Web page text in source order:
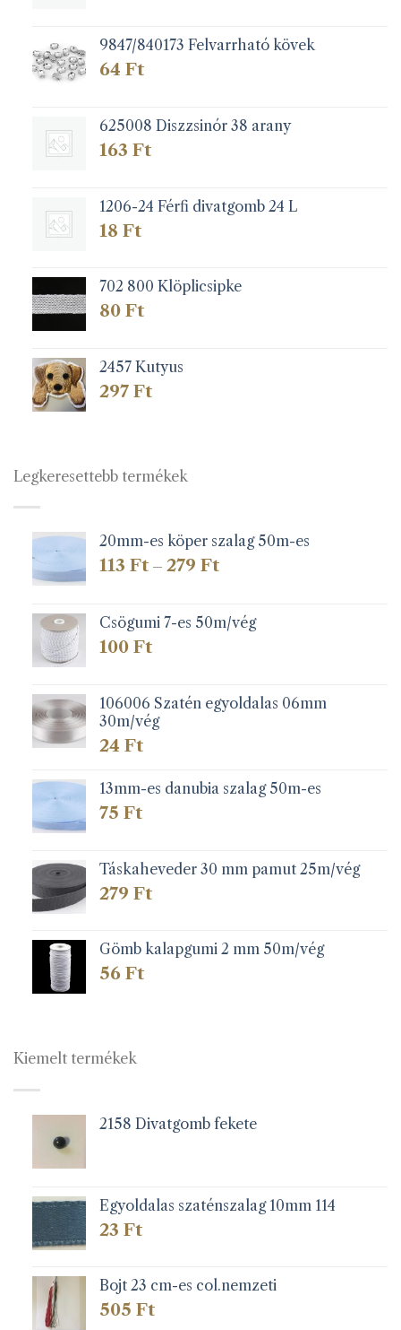
9847/840173 Felvarrható kövek
64 Ft
625008 Diszzsinór 38 arany
163 Ft
1206-24 Férfi divatgomb 24 L
18 Ft
702 800 Klöplicsipke
80 Ft
2457 Kutyus
297 Ft
Legkeresettebb termékek
20mm-es köper szalag 50m-es
113 Ft – 279 FtÁrtartomány:
279 Ft
Csögumi 7-es 50m/vég
100 Ft
106006 Szatén egyoldalas 06mm
30m/vég
24 Ft
13mm-es danubia szalag 50m-es
75 Ft
Táskaheveder 30 mm pamut 25m/vég
279 Ft
Gömb kalapgumi 2 mm 50m/vég
56 Ft
Kiemelt termékek
2158 Divatgomb fekete
Egyoldalas szaténszalag 10mm 114
23 Ft
Bojt 23 cm-es col.nemzeti
505 Ft